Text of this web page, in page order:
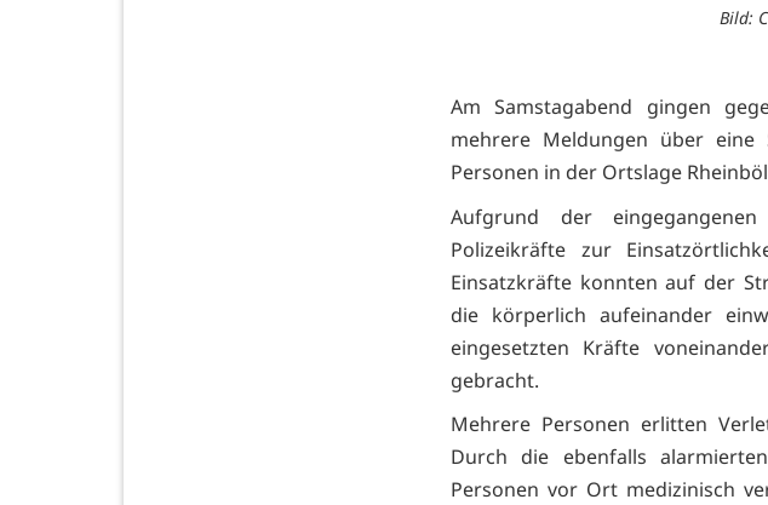
Bild:
Am Samstagabend gingen
mehrere Meldungen über
Personen in der Ortslage
Aufgrund der
Polizeikräfte zur
Einsatzkräfte konnten auf der
die körperlich aufeinander
eingesetzten Kräfte
gebracht.
Mehrere Personen erlitten
Durch die ebenfalls
Personen vor Ort medizinisch